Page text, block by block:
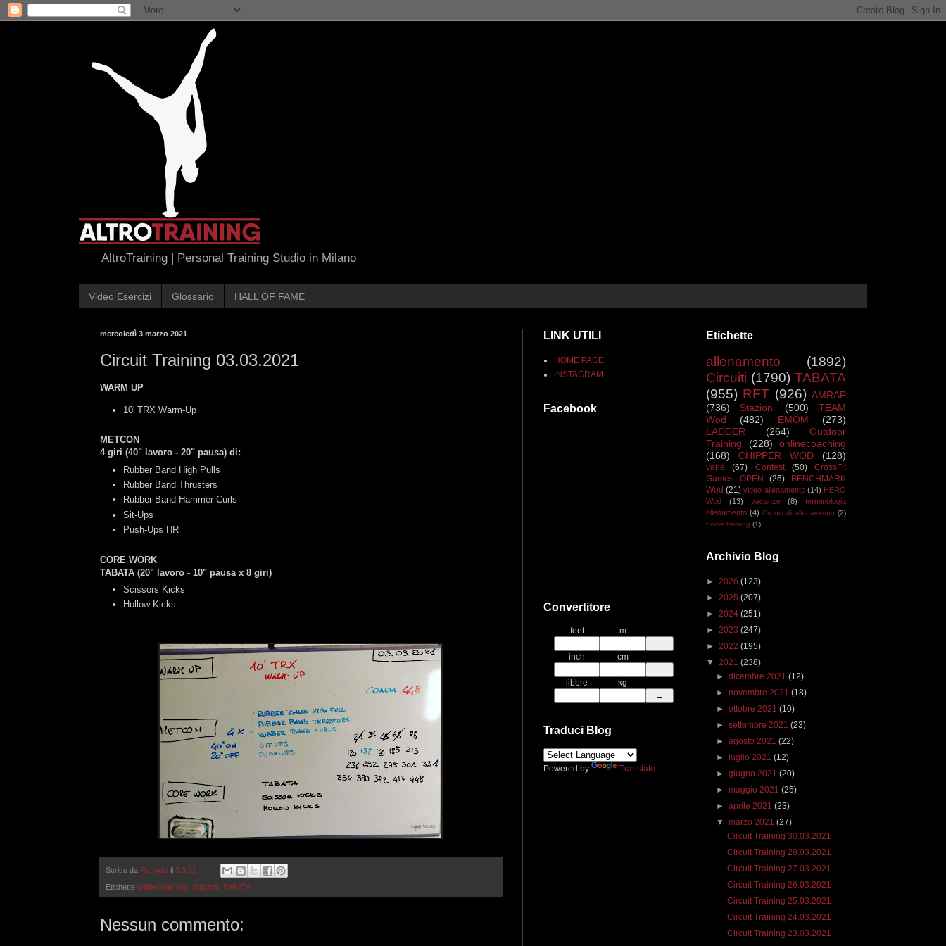
AltroTraining | Personal Training Studio in Milano
Video Esercizi Glossario HALL OF FAME
mercoledì 3 marzo 2021
Circuit Training 03.03.2021
WARM UP
10' TRX Warm-Up
METCON
4 giri (40" lavoro - 20" pausa) di:
Rubber Band High Pulls
Rubber Band Thrusters
Rubber Band Hammer Curls
Sit-Ups
Push-Ups HR
CORE WORK
TABATA (20" lavoro - 10" pausa x 8 giri)
Scissors Kicks
Hollow Kicks
Scritto da Raffaele il 3.3.21
Etichette onlinecoaching Stazioni TABATA
Nessun commento:
LINK UTILI
HOME PAGE
INSTAGRAM
Facebook
Convertitore
feet m
inch cm
libbre kg
Traduci Blog
Powered by Translate
Etichette
allenamento
(1892)
Circuiti (1790) TABATA
(955) RFT (926) AMRAP
(736)
Stazioni (500)
TEAM
Wod
(482) EMOM
(273)
LADDER
(264)
Outdoor
Training
(228)
onlinecoaching
(168)
CHIPPER WOD (128)
varie (67) Contest (50)
CrossFit
Games OPEN
(26)
BENCHMARK
Wod (21) video allenamento (14) HERO
Wod
(13) vacanze (8)
terminologia
allenamento (4) Circuiti di allenamento (2)
home training (1)
Archivio Blog
► 2026 (123)
► 2025 (207)
► 2024 (251)
► 2023 (247)
► 2022 (195)
▼ 2021 (238)
►dicembre 2021(12)
►novembre 2021(18)
►ottobre 2021(10)
►settembre 2021(23)
►agosto 2021(22)
►
luglio 2021(12)
►giugno 2021(20)
►maggio 2021(25)
►aprile 2021(23)
▼marzo 2021(27)
Circuit Training 30.03.2021
Circuit Training 29.03.2021
Circuit Training 27.03.2021
Circuit Training 26.03.2021
Circuit Training 25.03.2021
Circuit Training 24.03.2021
Circuit Training 23.03.2021